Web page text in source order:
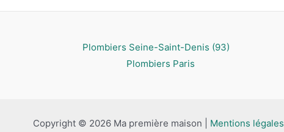
Plombiers Seine-Saint-Denis (93)
Plombiers Paris
Copyright © 2026 Ma première maison | Mentions légales